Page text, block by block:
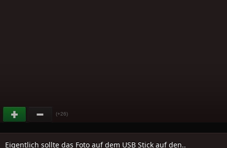
(+26)
Eigentlich sollte das Foto auf dem USB Stick auf den..